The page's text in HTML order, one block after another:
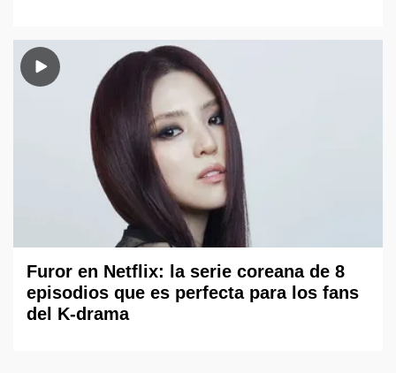
Furor en Netflix: la serie coreana de 8
episodios que es perfecta para los fans
del K-drama